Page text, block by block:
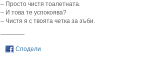
– Просто чистя тоалетната.
– И това те успокоява?
– Чистя я с твоята четка за зъби.
————
Сподели